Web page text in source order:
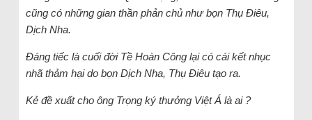
cũng có những gian thần phản chủ như bọn Thụ Điêu,
Dịch Nha.
Đáng tiếc là cuối đời Tề Hoàn Công lại có cái kết nhục
nhã thảm hại do bọn Dịch Nha, Thụ Điêu tạo ra.
Kẻ đề xuất cho ông Trọng ký thưởng Việt Á là ai ?